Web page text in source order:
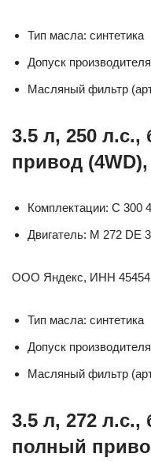
Тип масла: синтетика
Допуск
Масляный фильтр
3.5 л, 250
привод
Комплектации: C 300
Двигатель: M 272 DE
ООО Яндекс, ИНН
Тип масла: синтетика
Допуск
Масляный фильтр
3.5 л, 272
полный